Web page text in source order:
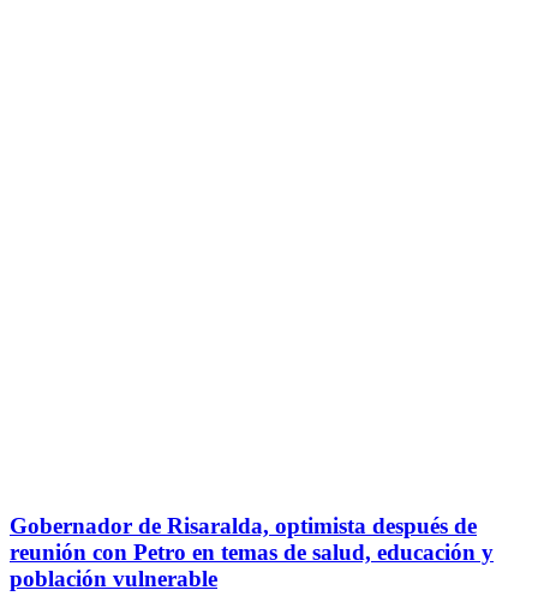
Gobernador de Risaralda, optimista después de
reunión con Petro en temas de salud, educación y
población vulnerable